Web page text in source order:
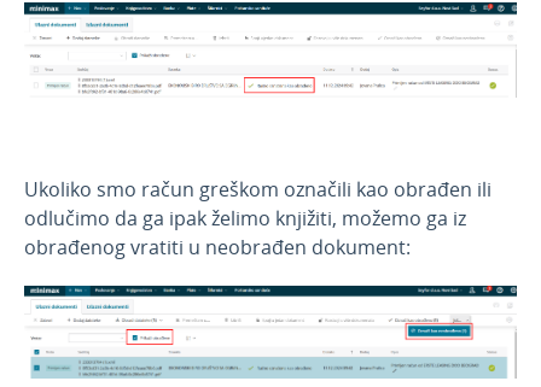
Opcija obrađeno u ulaznim dokumentima u
poštanskom sandučetu
Novembar 2024
Avgust 2024
Jun 2024
Mart 2024
Januar 2024
Ukoliko smo račun greškom označili kao obrađen ili
odlučimo da ga ipak želimo knjižiti, možemo ga iz
obrađenog vratiti u neobrađen dokument: